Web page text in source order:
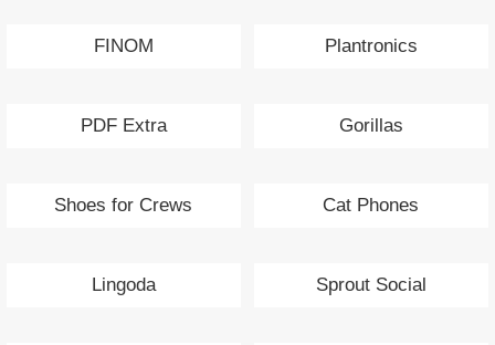
FINOM Plantronics
PDF Extra Gorillas
Shoes for Crews Cat Phones
Lingoda Sprout Social